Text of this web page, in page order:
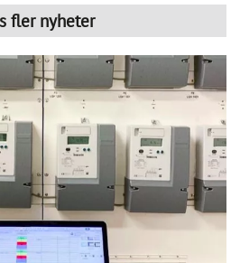
varmvattenförbrukningen mäts
kostnaden blir direkt kopplad till
ökar också incitamentet att
Conny kan
minska med omkring 20 procent
minska med omkring 20 procent